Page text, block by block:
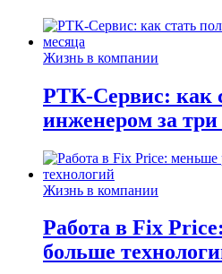
Жизнь в компании
РТК-Сервис: как
инженером за три
Жизнь в компании
Работа в Fix
больше